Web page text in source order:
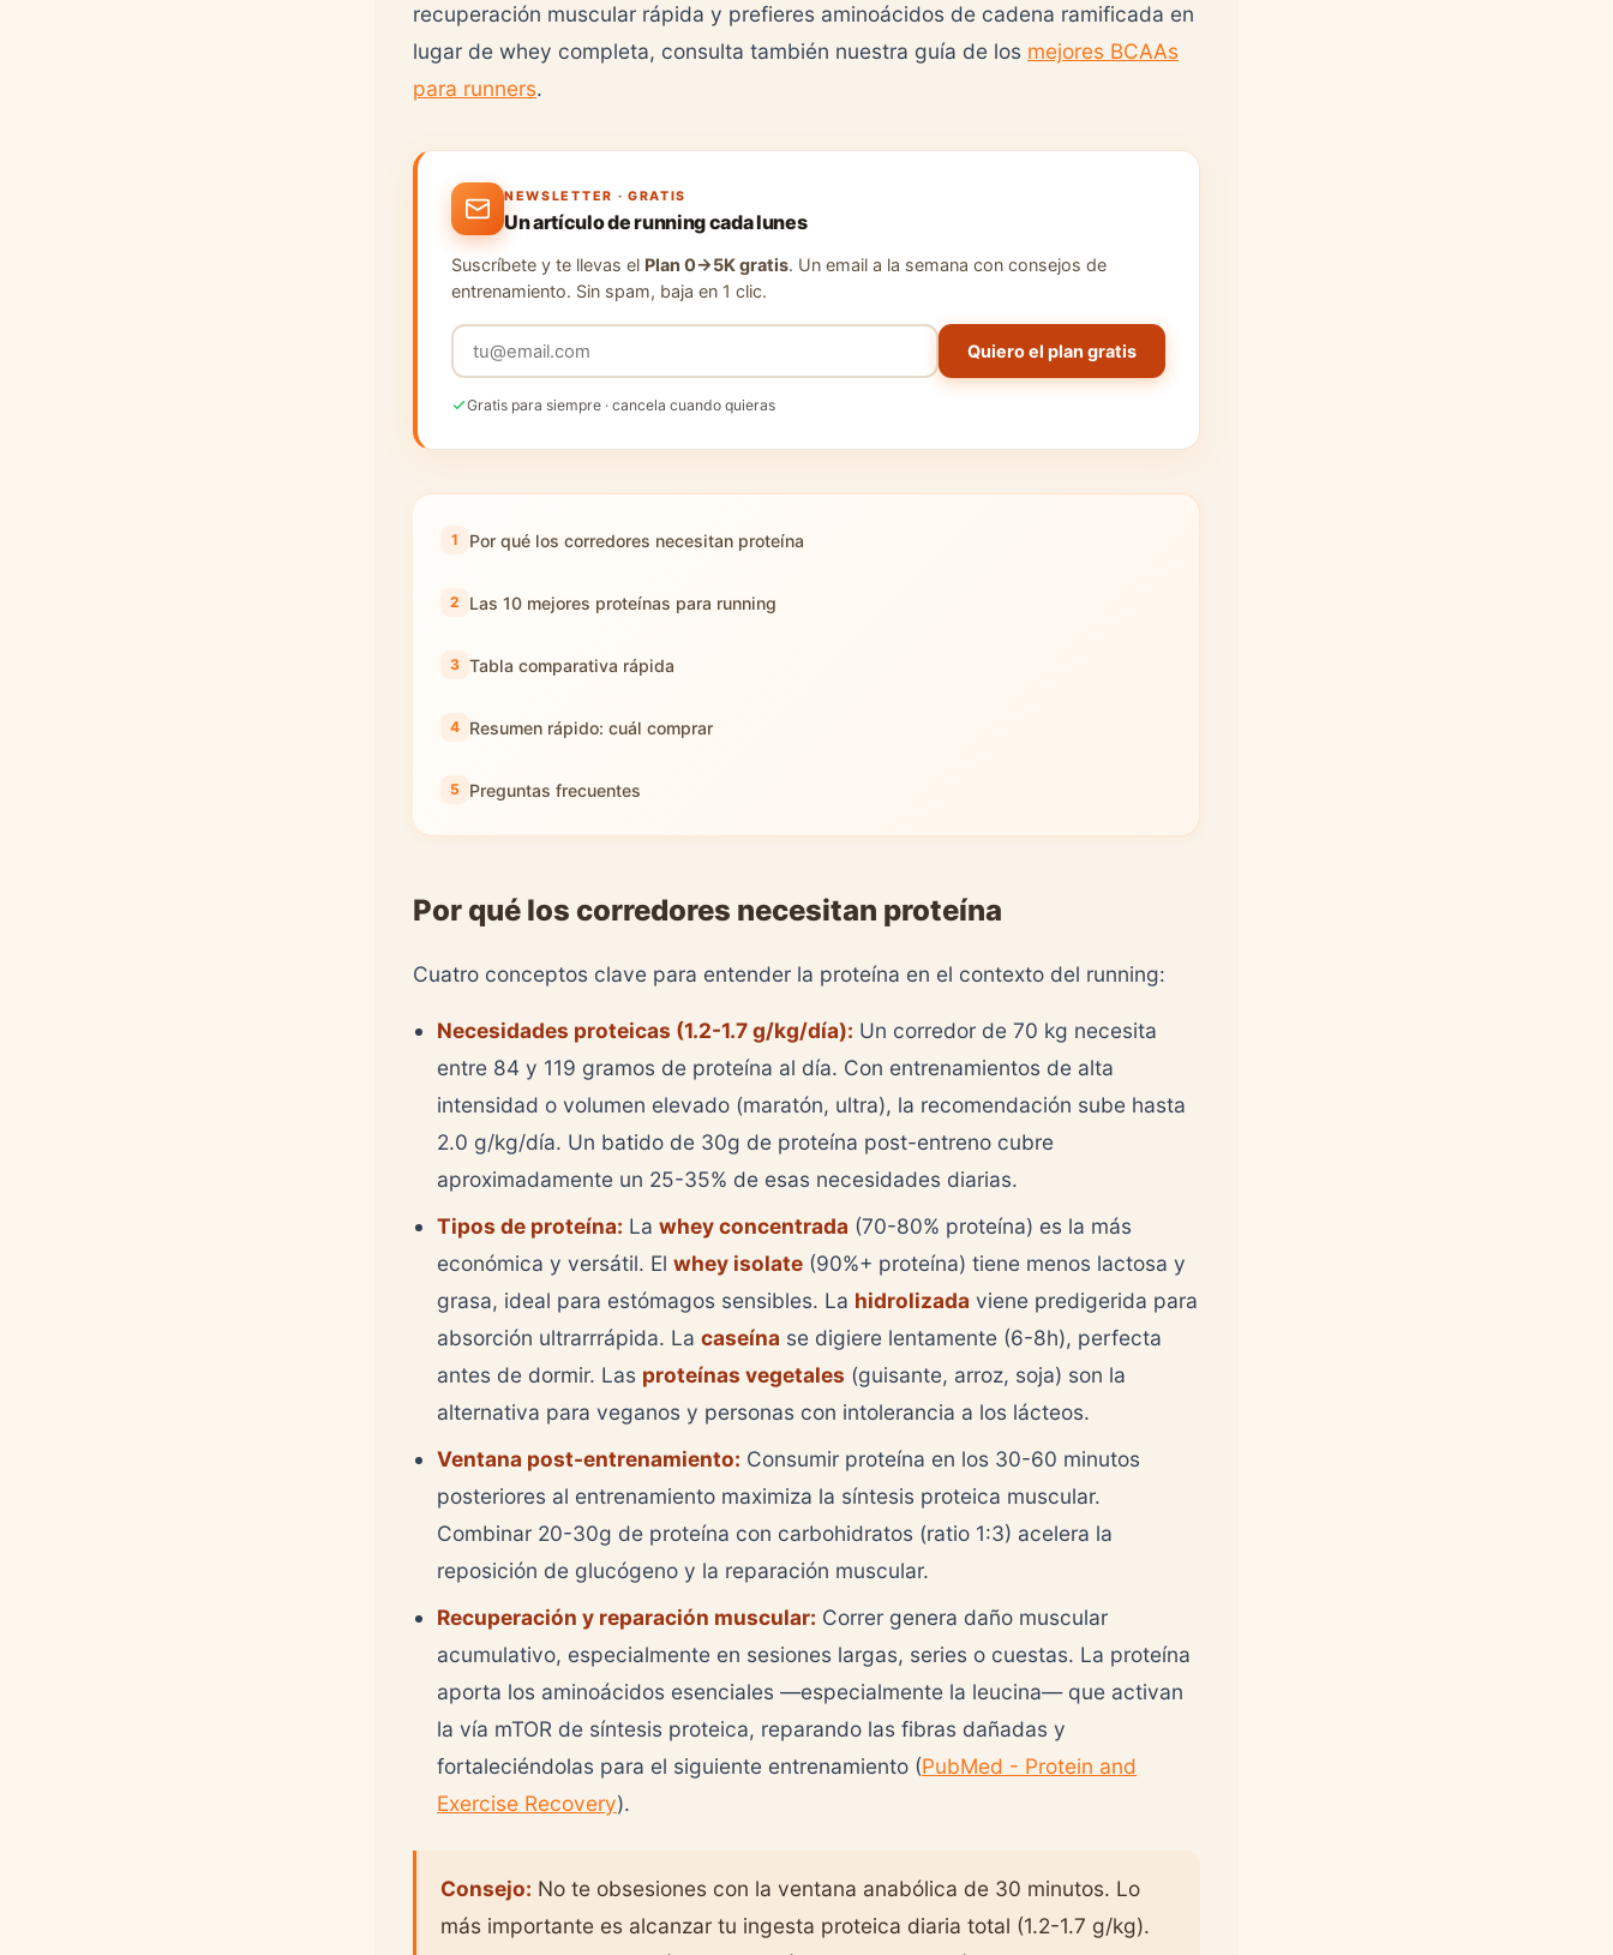
recuperación muscular rápida y prefieres aminoácidos de cadena ramificada en
lugar de whey completa, consulta también nuestra guía de los mejores BCAAs
para runners.
NEWSLETTER · GRATIS
Un artículo de running cada lunes
Suscríbete y te llevas el Plan 0→5K gratis. Un email a la semana con consejos de
entrenamiento. Sin spam, baja en 1 clic.
Quiero el plan gratis
Gratis para siempre · cancela cuando quieras
Por qué los corredores necesitan proteína
Las 10 mejores proteínas para running
Tabla comparativa rápida
Resumen rápido: cuál comprar
Preguntas frecuentes
Por qué los corredores necesitan proteína
Cuatro conceptos clave para entender la proteína en el contexto del running:
Necesidades proteicas (1.2-1.7 g/kg/día): Un corredor de 70 kg necesita
entre 84 y 119 gramos de proteína al día. Con entrenamientos de alta
intensidad o volumen elevado (maratón, ultra), la recomendación sube hasta
2.0 g/kg/día. Un batido de 30g de proteína post-entreno cubre
aproximadamente un 25-35% de esas necesidades diarias.
Tipos de proteína: La whey concentrada (70-80% proteína) es la más
económica y versátil. El whey isolate (90%+ proteína) tiene menos lactosa y
grasa, ideal para estómagos sensibles. La hidrolizada viene predigerida para
absorción ultrarrrápida. La caseína se digiere lentamente (6-8h), perfecta
antes de dormir. Las proteínas vegetales (guisante, arroz, soja) son la
alternativa para veganos y personas con intolerancia a los lácteos.
Ventana post-entrenamiento: Consumir proteína en los 30-60 minutos
posteriores al entrenamiento maximiza la síntesis proteica muscular.
Combinar 20-30g de proteína con carbohidratos (ratio 1:3) acelera la
reposición de glucógeno y la reparación muscular.
Recuperación y reparación muscular: Correr genera daño muscular
acumulativo, especialmente en sesiones largas, series o cuestas. La proteína
aporta los aminoácidos esenciales —especialmente la leucina— que activan
la vía mTOR de síntesis proteica, reparando las fibras dañadas y
fortaleciéndolas para el siguiente entrenamiento (PubMed - Protein and
Exercise Recovery).
Consejo: No te obsesiones con la ventana anabólica de 30 minutos. Lo
más importante es alcanzar tu ingesta proteica diaria total (1.2-1.7 g/kg).